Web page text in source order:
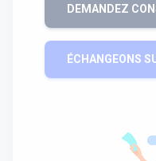
DEMANDEZ
ÉCHANGEONS